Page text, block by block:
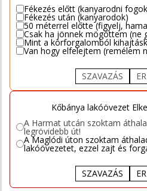
Fékezés előtt (kanyarodni
Fékezés után (kanyarodok)
50 méterrel előtte (figyelj,
Csak ha jönnek mögöttem (ne
Mint a körforgalomból
Van hogy elfelejtem (remélem
SZAVAZÁS
Kőbánya lakóövezet
A Harmat utcán szoktam
legrövidebb út!
A Maglódi úton szoktam
lakóövezetet, ezzel zajt és
SZAVAZÁS